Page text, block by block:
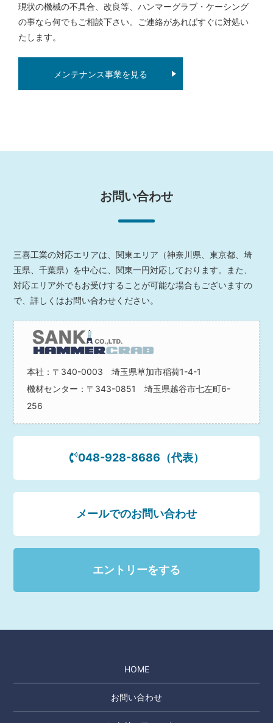
現状の機械の不具合、改良等、ハンマーグラブ・ケーシング
の事なら何でもご相談下さい。ご連絡があればすぐに対処い
たします。
メンテナンス事業を見る
お問い合わせ
三喜工業の対応エリアは、関東エリア（神奈川県、東京都、埼
玉県、千葉県）を中心に、関東一円対応しております。また、
対応エリア外でもお受けすることが可能な場合もございますの
で、詳しくはお問い合わせください。
本社：〒340-0003 埼玉県草加市稲荷1-4-1
機材センター：〒343-0851 埼玉県越谷市七左町6-
256
048-928-8686（代表）
メールでのお問い合わせ
エントリーをする
HOME
お問い合わせ